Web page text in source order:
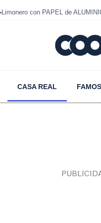
Limonero con PAPEL de
CASA REAL